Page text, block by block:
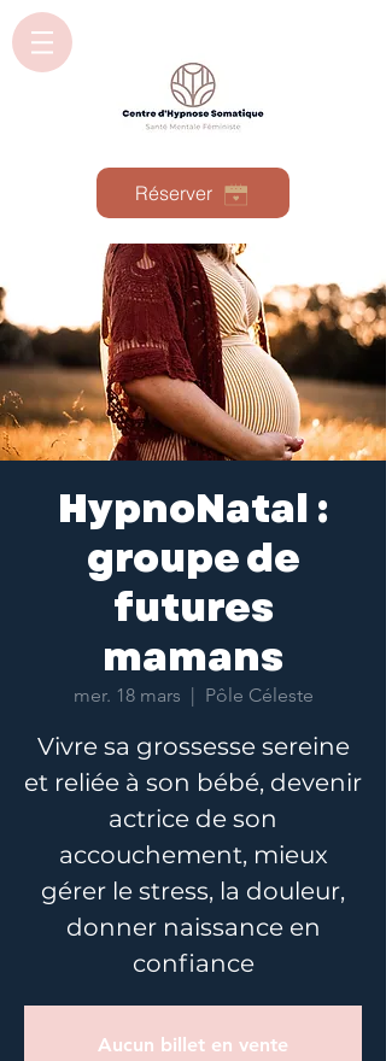
Réserver
HypnoNatal :
groupe de
futures
mamans
mer. 18 mars
  |
Pôle Céleste
Vivre sa grossesse sereine
et reliée à son bébé, devenir
actrice de son
accouchement, mieux
gérer le stress, la douleur,
donner naissance en
confiance
Aucun billet en vente